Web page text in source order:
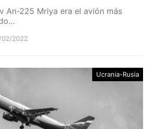
An-225 Mriya era el avión más
02/2022
Ucrania-Rusia